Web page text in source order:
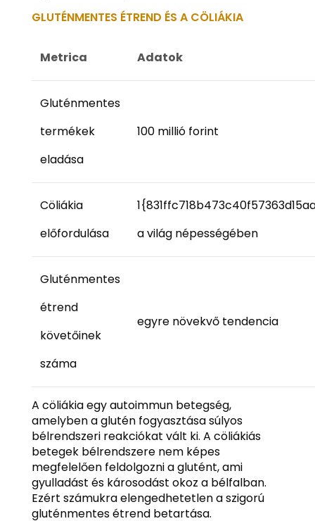
GLUTÉNMENTES ÉTREND ÉS A CÖLIÁKIA
Metrica Adatok
Gluténmentes
termékek
eladása
100 millió forint
Cöliákia
előfordulása
a világ népességében
Gluténmentes
étrend
követőinek
száma
egyre növekvő tendencia
A cöliákia egy autoimmun betegség,
amelyben a glutén fogyasztása súlyos
bélrendszeri reakciókat vált ki. A cöliákiás
betegek bélrendszere nem képes
megfelelően feldolgozni a glutént, ami
gyulladást és károsodást okoz a bélfalban.
Ezért számukra elengedhetetlen a szigorú
gluténmentes étrend betartása.